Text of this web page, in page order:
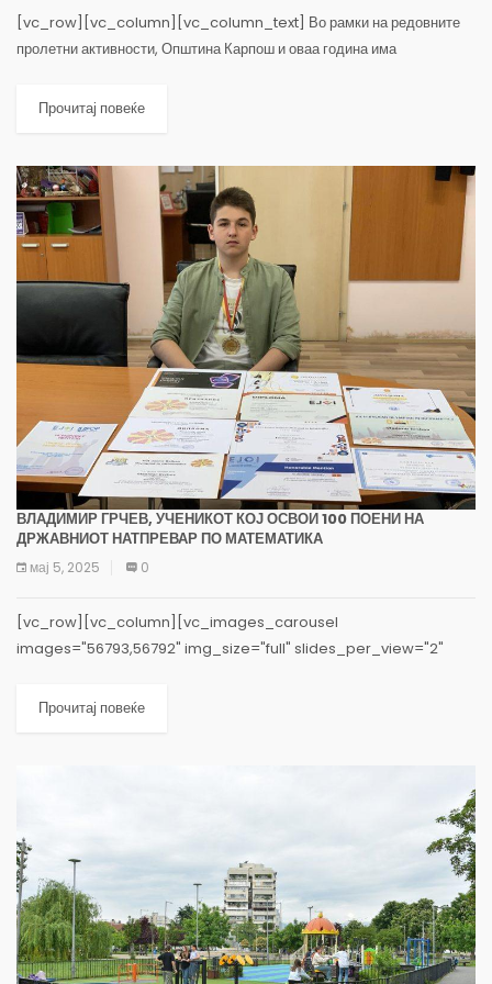
[vc_row][vc_column][vc_column_text] Во рамки на редовните
пролетни активности, Општина Карпош и оваа година има
„Репелент“, односно средство за превенција и заштита од змии....
Прочитај повеќе
ВЛАДИМИР ГРЧЕВ, УЧЕНИКОТ КОЈ ОСВОИ 100 ПОЕНИ НА
ДРЖАВНИОТ НАТПРЕВАР ПО МАТЕМАТИКА
мај 5, 2025 0
[vc_row][vc_column][vc_images_carousel
images="56793,56792" img_size="full" slides_per_view="2"
недели подоцна од освоеното прво место на Државниот натпревар по
Прочитај повеќе